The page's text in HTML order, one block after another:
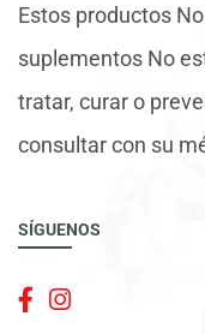
Estos productos
suplementos No
tratar, curar o
consultar con su
SÍGUENOS